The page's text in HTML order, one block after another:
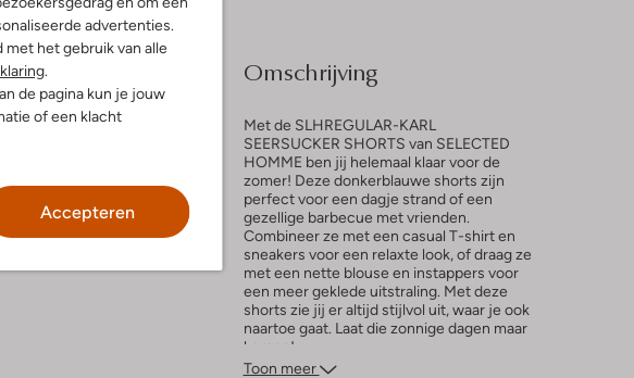
advertenties.
met het gebruik van alle
.
de pagina kun je jouw
of een klacht
Accepteren
drogen
chemische reiniging
Omschrijving
Met de SLHREGULAR-KARL
SEERSUCKER SHORTS van SELECTED
HOMME ben jij helemaal klaar voor de
zomer! Deze donkerblauwe shorts zijn
perfect voor een dagje strand of een
gezellige barbecue met vrienden.
Combineer ze met een casual T-shirt en
sneakers voor een relaxte look, of draag ze
met een nette blouse en instappers voor
een meer geklede uitstraling. Met deze
shorts zie jij er altijd stijlvol uit, waar je ook
naartoe gaat. Laat die zonnige dagen maar
komen!
Toon meer